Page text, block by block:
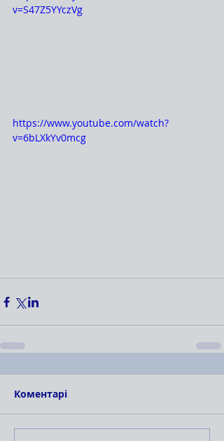
v=S47Z5YYczVg
https://www.youtube.com/watch?
v=6bLXkYv0mcg
Коментарі